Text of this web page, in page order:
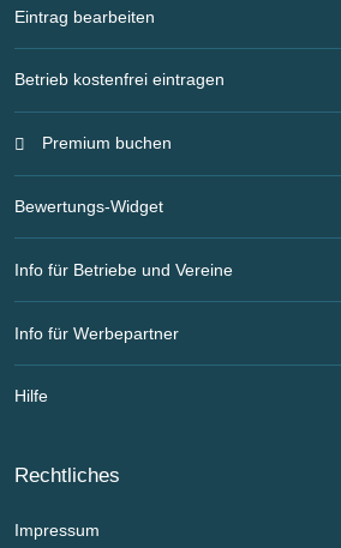
Eintrag bearbeiten
Betrieb kostenfrei eintragen
Premium buchen
Bewertungs-Widget
Info für Betriebe und Vereine
Info für Werbepartner
Hilfe
Rechtliches
Impressum